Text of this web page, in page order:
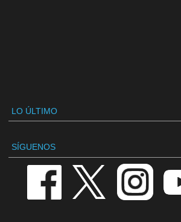
LO ÚLTIMO
SÍGUENOS